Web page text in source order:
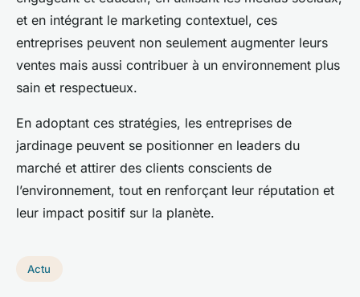
et en intégrant le marketing contextuel, ces
entreprises peuvent non seulement augmenter leurs
ventes mais aussi contribuer à un environnement plus
sain et respectueux.
En adoptant ces stratégies, les entreprises de
jardinage peuvent se positionner en leaders du
marché et attirer des clients conscients de
l’environnement, tout en renforçant leur réputation et
leur impact positif sur la planète.
Actu